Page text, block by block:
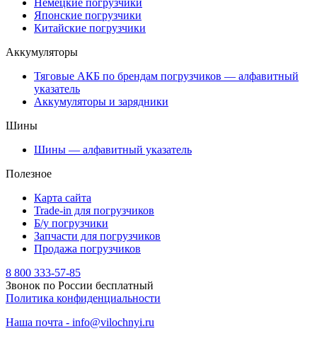
Японские погрузчики
Китайские погрузчики
Аккумуляторы
Тяговые АКБ по брендам погрузчиков — алфавитный
указатель
Аккумуляторы и зарядники
Шины
Шины — алфавитный указатель
Полезное
Карта сайта
Trade-in для погрузчиков
Б/у погрузчики
Запчасти для погрузчиков
Продажа погрузчиков
8 800 333-57-85
Звонок по России бесплатный
Политика конфиденциальности
Наша почта - info@vilochnyi.ru